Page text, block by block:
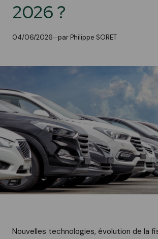
2026 ?
04/06/2026 par Philippe SORET
Nouvelles technologies, évolution de la